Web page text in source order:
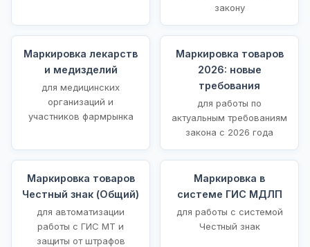
закону
Маркировка лекарств
и медизделий
для медицинских
организаций и
участников фармрынка
Маркировка товаров
2026: новые
требования
для работы по
актуальным требованиям
закона с 2026 года
Маркировка товаров
Честный знак (Общий)
для автоматизации
работы с ГИС МТ и
защиты от штрафов
Маркировка в
системе ГИС МДЛП
для работы с системой
Честный знак